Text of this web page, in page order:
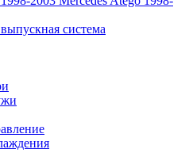
система